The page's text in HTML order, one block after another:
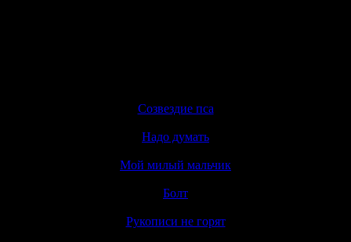
Созвездие пса
Надо думать
Мой милый мальчик
Болт
Рукописи не горят▼